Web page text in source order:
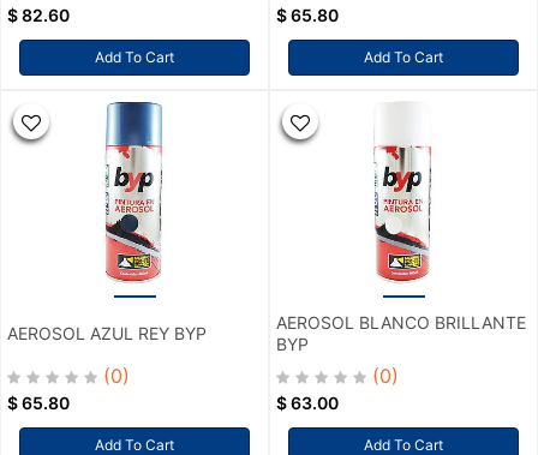
$82.60
Add To Cart
$65.80
Add To Cart
AEROSOL AZUL REY BYP
(0)
$65.80
Add To Cart
AEROSOL BLANCO BRILLANTE
BYP
(0)
$63.00
Add To Cart